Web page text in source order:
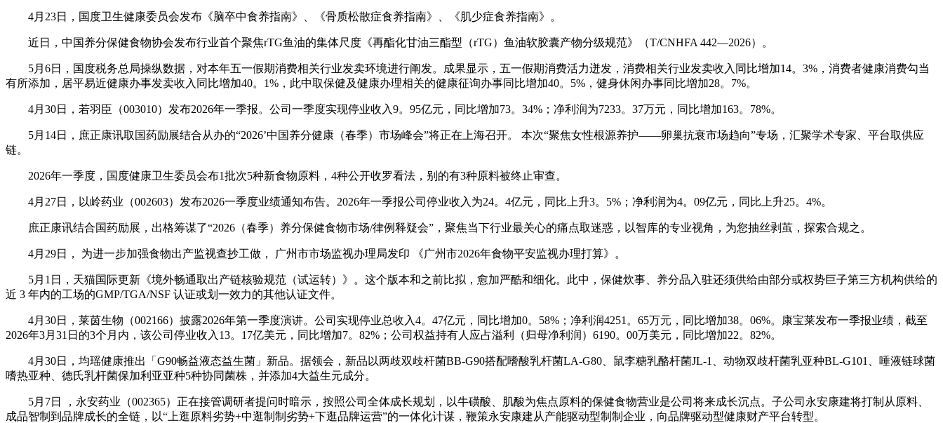
4月23日，国度卫生健康委员会发布《脑卒中食养指南》、《骨质松散症食养指南》、《肌少症食养指南》。
近日，中国养分保健食物协会发布行业首个聚焦rTG鱼油的集体尺度《再酯化甘油三酯型（rTG）鱼油软胶囊产物分级规范》（T/CNHFA 442—2026）。
5月6日，国度税务总局操纵数据，对本年五一假期消费相关行业发卖环境进行阐发。成果显示，五一假期消费活力迸发，消费相关行业发卖收入同比增加14。3%，消费者健康消费勾当
有所添加，居平易近健康办事发卖收入同比增加40。1%，此中取保健及健康办理相关的健康征询办事同比增加40。5%，健身休闲办事同比增加28。7%。
4月30日，若羽臣（003010）发布2026年一季报。公司一季度实现停业收入9。95亿元，同比增加73。34%；净利润为7233。37万元，同比增加163。78%。
5月14日，庶正康讯取国药励展结合从办的“2026’中国养分健康（春季）市场峰会”将正在上海召开。 本次“聚焦女性根源养护——卵巢抗衰市场趋向”专场，汇聚学术专家、平台取供应
链。
2026年一季度，国度健康卫生委员会布1批次5种新食物原料，4种公开收罗看法，别的有3种原料被终止审查。
4月27日，以岭药业（002603）发布2026一季度业绩通知布告。2026年一季报公司停业收入为24。4亿元，同比上升3。5%；净利润为4。09亿元，同比上升25。4%。
庶正康讯结合国药励展，出格筹谋了“2026（春季）养分保健食物市场/律例释疑会”，聚焦当下行业最关心的痛点取迷惑，以智库的专业视角，为您抽丝剥茧，探索合规之。
4月29日， 为进一步加强食物出产监视查抄工做， 广州市市场监视办理局发印 《广州市2026年食物平安监视办理打算》。
5月1日，天猫国际更新《境外畅通取出产链核验规范（试运转）》。这个版本和之前比拟，愈加严酷和细化。此中，保健炊事、养分品入驻还须供给由部分或权势巨子第三方机构供给的
近 3 年内的工场的GMP/TGA/NSF 认证或划一效力的其他认证文件。
4月30日，莱茵生物（002166）披露2026年第一季度演讲。公司实现停业总收入4。47亿元，同比增加0。58%；净利润4251。65万元，同比增加38。06%。康宝莱发布一季报业绩，截至
2026年3月31日的3个月内，该公司停业收入13。17亿美元，同比增加7。82%；公司权益持有人应占溢利（归母净利润）6190。00万美元，同比增加22。82%。
4月30日，均瑶健康推出「G90畅益液态益生菌」新品。据领会，新品以两歧双歧杆菌BB-G90搭配嗜酸乳杆菌LA-G80、鼠李糖乳酪杆菌JL-1、动物双歧杆菌乳亚种BL-G101、唾液链球菌
嗜热亚种、德氏乳杆菌保加利亚亚种5种协同菌株，并添加4大益生元成分。
5月7日 ，永安药业（002365）正在接管调研者提问时暗示，按照公司全体成长规划，以牛磺酸、肌酸为焦点原料的保健食物营业是公司将来成长沉点。子公司永安康建将打制从原料、
成品智制到品牌成长的全链，以“上逛原料劣势+中逛制制劣势+下逛品牌运营”的一体化计谋，鞭策永安康建从产能驱动型制制企业，向品牌驱动型健康财产平台转型。